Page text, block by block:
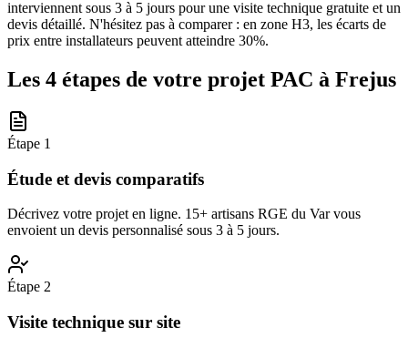
interviennent sous 3 à 5 jours pour une visite technique gratuite et un
devis détaillé. N'hésitez pas à comparer : en zone H3, les écarts de
prix entre installateurs peuvent atteindre 30%.
Les 4 étapes de votre projet PAC à Frejus
Étape 1
Étude et devis comparatifs
Décrivez votre projet en ligne. 15+ artisans RGE du Var vous
envoient un devis personnalisé sous 3 à 5 jours.
Étape 2
Visite technique sur site